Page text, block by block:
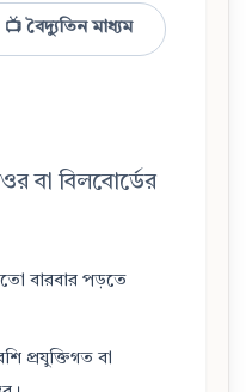
📺 বৈদ্যুতিন মাধ্যম
বা বিলবোর্ডের
বারবার পড়তে
প্রযুক্তিগত বা